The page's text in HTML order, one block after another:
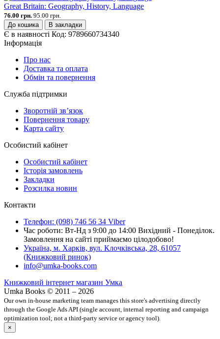
Great Britain: Geography, History, Language
76.00 грн. 95.00 грн.
До кошика
В закладки
Є в наявності Код: 9789660734340
Інформація
Про нас
Доставка та оплата
Обмін та повернення
Служба підтримки
Зворотній зв’язок
Повернення товару
Карта сайту
Особистий кабінет
Особистий кабінет
Історія замовлень
Закладки
Розсилка новин
Контакти
Телефон: (098) 746 56 34 Viber
Час роботи: Вт-Нд з 9:00 до 14:00 Вихідний - Понеділок.
Замовлення на сайті приймаємо цілодобово!
Україна, м. Харків, вул. Клочківська, 28, 61057
(Книжковий ринок)
info@umka-books.com
Книжковий інтернет магазин Умка
Umka Books © 2011 – 2026
Our own in-house marketing team manages this store's advertising directly
through the Google Ads API (single account, internal reporting and campaign
optimization tool; not a third-party service or agency tool).
×